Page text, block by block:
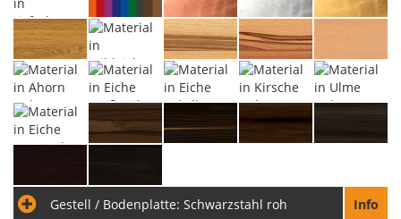
Gestell / Bodenplatte: Schwarzstahl roh Info